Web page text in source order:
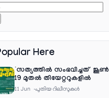
Here
‘സത്യത്തിൽ സംഭവിച്ചത്’ ജൂൺ
19 മുതൽ തിയേറ്ററുകളിൽ
11 Jun പുതിയ റിലീസുകള്‍